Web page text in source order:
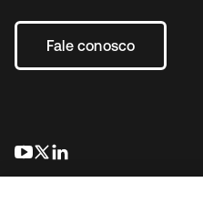
Fale conosco
abre em uma nova guia
abre em uma nova guia